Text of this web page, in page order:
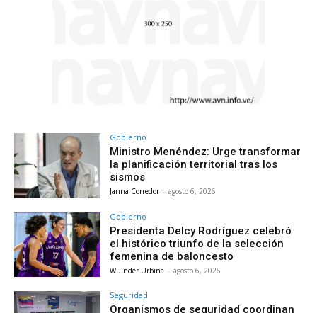
Gobierno
Ministro Menéndez: Urge transformar
la planificación territorial tras los
sismos
Janna Corredor - agosto 6, 2026
Gobierno
Presidenta Delcy Rodríguez celebró
el histórico triunfo de la selección
femenina de baloncesto
Wuinder Urbina - agosto 6, 2026
Seguridad
Organismos de seguridad coordinan